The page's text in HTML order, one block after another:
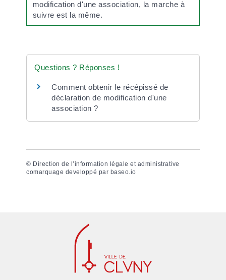
modification d'une association, la marche à
suivre est la même.
Questions ? Réponses !
Comment obtenir le récépissé de
déclaration de modification d'une
association ?
© Direction de l’information légale et administrative
comarquage developpé par baseo.io